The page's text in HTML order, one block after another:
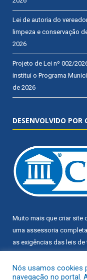
Lei de autoria do
limpeza e conservação
2026
Projeto de Lei nº 002/
institui o Programa
de 2026
DESENVOLVIDO POR
Muito mais que criar site
uma assessoria
as exigências das leis
Conheça oPNTPe o
Nós usamos cookies
navegação no portal.